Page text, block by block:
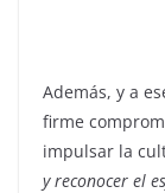
Además, y a
firme
impulsar la
y reconocer el